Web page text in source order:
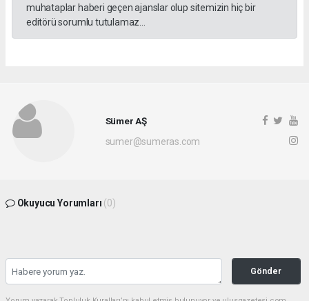
muhataplar haberi geçen ajanslar olup sitemizin hiç bir
editörü sorumlu tutulamaz...
Sümer AŞ
sumer@sumeras.com
Okuyucu Yorumları (0)
Gönder